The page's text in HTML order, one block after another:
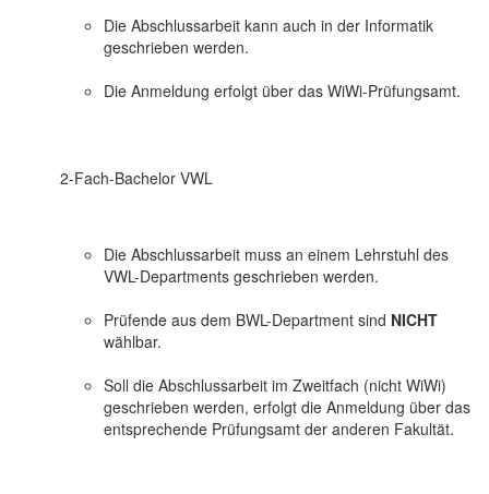
Die Abschlussarbeit kann auch in der Informatik
geschrieben werden.
Die Anmeldung erfolgt über das WiWi-Prüfungsamt.
2-Fach-Bachelor VWL
Die Abschlussarbeit muss an einem Lehrstuhl des
VWL-Departments geschrieben werden.
Prüfende aus dem BWL-Department sind NICHT
wählbar.
Soll die Abschlussarbeit im Zweitfach (nicht WiWi)
geschrieben werden, erfolgt die Anmeldung über das
entsprechende Prüfungsamt der anderen Fakultät.